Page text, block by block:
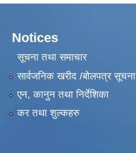
Notices
सूचना तथा समाचार
सार्वजनिक खरीद /बोलपत्र सूचना
एन, कानुन तथा निर्देशिका
कर तथा शुल्कहरु